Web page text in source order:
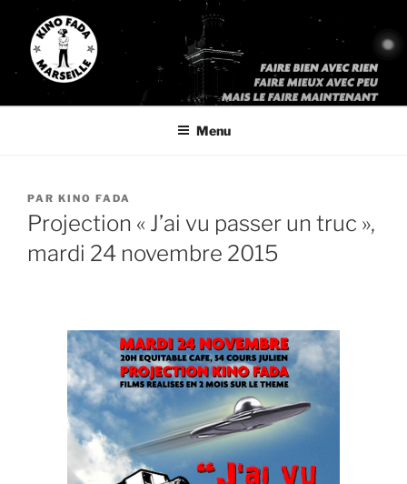
contenu
principal
KINO FADA
« Faites bien avec rien, faites mieux avec peu, mais faites le
Menu
PUBLIÉ
LE
PAR KINO FADA
Projection « J’ai vu passer un truc »,
mardi 24 novembre 2015